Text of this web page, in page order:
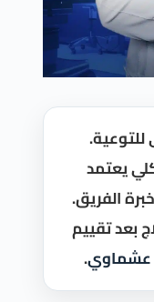
يعتمد
الفريق.
بعد تقييم
عشماوي.